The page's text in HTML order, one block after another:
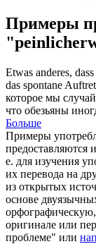
Примеры
Etwas anderes,
das spontane
которое мы
что обезьяны
Больше
Примеры
предоставляются
е. для изучения
их перевода на
из открытых
основе
оригинале или
проблеме" или